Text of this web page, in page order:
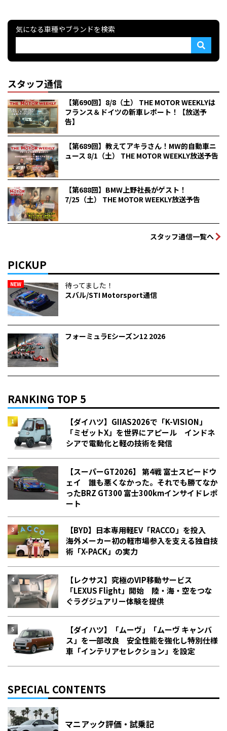
気になる車種やブランドを検索
スタッフ通信
【第690回】8/8（土） THE MOTOR WEEKLYは
フランス＆ドイツの新車レポート！【放送予
告】
【第689回】教えてアキラさん！MW的自動車ニ
ュース 8/1（土） THE MOTOR WEEKLY放送予告
【第688回】BMW上野社長がゲスト！
7/25（土） THE MOTOR WEEKLY放送予告
スタッフ通信一覧へ
PICKUP
NEW
待ってました！
スバル/STI Motorsport通信
フォーミュラEシーズン12 2026
RANKING TOP 5
【ダイハツ】GIIAS2026で「K-VISION」
「ミゼットX」を世界にアピール インドネ
シアで電動化と軽の技術を発信
【スーパーGT2026】 第4戦 富士スピードウ
ェイ 誰も悪くなかった。それでも勝てなか
った――BRZ GT300 富士300kmインサイドレポ
ート
【BYD】日本専用軽EV「RACCO」を投入
海外メーカー初の軽市場参入を支える独自技
術「X-PACK」の実力
【レクサス】究極のVIP移動サービス
「LEXUS Flight」開始 陸・海・空をつな
ぐラグジュアリー体験を提供
【ダイハツ】「ムーヴ」「ムーヴ キャンバ
ス」を一部改良 安全性能を強化し特別仕様
車「インテリアセレクション」を設定
SPECIAL CONTENTS
マニアック評価・試乗記